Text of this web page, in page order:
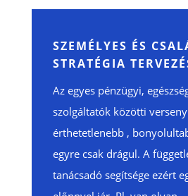
SZEMÉLYES ÉS
STRATÉGIA
Az egyes pénzügyi,
szolgáltatók közötti
érthetetlenebb ,
egyre csak drágul. A
tanácsadó segítsége ezért